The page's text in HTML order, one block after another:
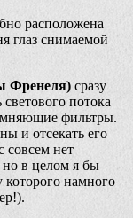
расположена
глаз снимаемой
Френеля) сразу
потока
фильтры.
и отсекать его
совсем нет
но в целом я бы
которого намного